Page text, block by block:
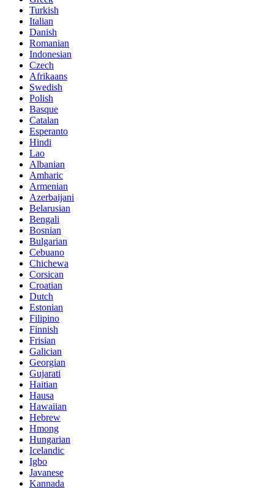
Turkish
Italian
Danish
Romanian
Indonesian
Czech
Afrikaans
Swedish
Polish
Basque
Catalan
Esperanto
Hindi
Lao
Albanian
Amharic
Armenian
Azerbaijani
Belarusian
Bengali
Bosnian
Bulgarian
Cebuano
Chichewa
Corsican
Croatian
Dutch
Estonian
Filipino
Finnish
Frisian
Galician
Georgian
Gujarati
Haitian
Hausa
Hawaiian
Hebrew
Hmong
Hungarian
Icelandic
Igbo
Javanese
Kannada